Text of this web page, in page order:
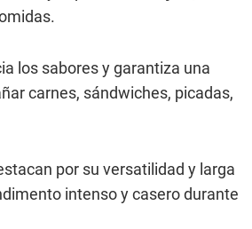
los sabores y garantiza una
carnes, sándwiches, picadas,
por su versatilidad y larga
intenso y casero durante